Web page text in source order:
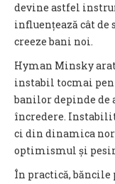
devine astfel
influențează cât de
creeze bani noi.
Hyman Minsky
instabil tocmai
banilor depinde de
încredere.
ci din dinamica
optimismul și
În practică, băncile